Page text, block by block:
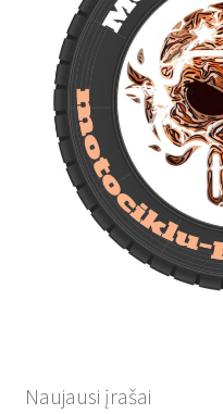
Naujausi įrašai